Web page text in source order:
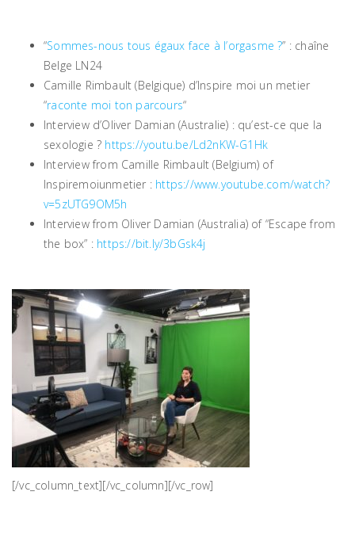
“Sommes-nous tous égaux face à l’orgasme ?” : chaîne
Belge LN24
Camille Rimbault (Belgique) d’Inspire moi un metier
“raconte moi ton parcours“
Interview d’Oliver Damian (Australie) : qu’est-ce que la
sexologie ? https://youtu.be/Ld2nKW-G1Hk
Interview from Camille Rimbault (Belgium) of
Inspiremoiunmetier : https://www.youtube.com/watch?
v=5zUTG9OM5h
Interview from Oliver Damian (Australia) of “Escape from
the box” : https://bit.ly/3bGsk4j
[/vc_column_text][/vc_column][/vc_row]